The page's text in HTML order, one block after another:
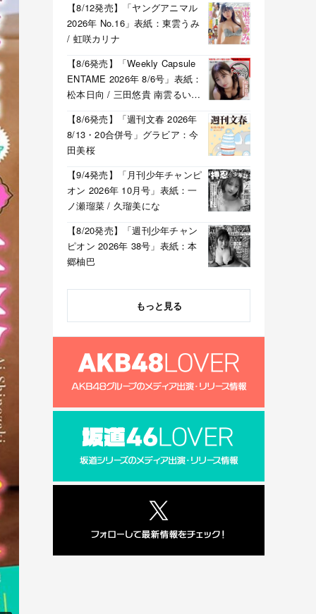
【8/12発売】「ヤングアニマル
2026年 No.16」表紙：東雲うみ
/ 虹咲カリナ
【8/6発売】「Weekly Capsule
ENTAME 2026年 8/6号」表紙：
松本日向 / 三田悠貴 南雲るい
【8/6発売】「週刊文春 2026年
8/13・20合併号」グラビア：今
田美桜
【9/4発売】「月刊少年チャンピ
オン 2026年 10月号」表紙：一
ノ瀬瑠菜 / 久瑠美にな
【8/20発売】「週刊少年チャン
ピオン 2026年 38号」表紙：本
郷柚巴
もっと見る